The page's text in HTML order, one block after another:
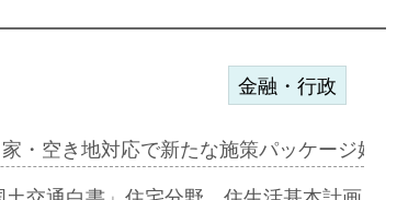
…
金融・行政
家・空き地対応で新たな施策パッケージ始